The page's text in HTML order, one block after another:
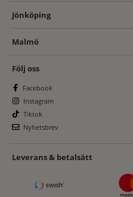
Jönköping
Malmö
Följ oss
Facebook
Instagram
Tiktok
Nyhetsbrev
Leverans & betalsätt